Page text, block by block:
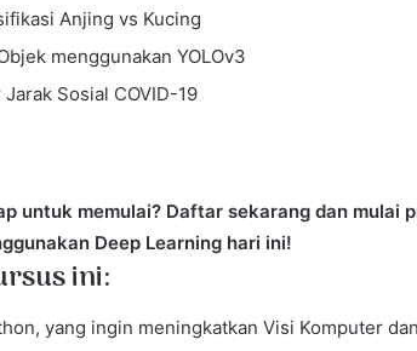
Anjing vs Kucing
menggunakan YOLOv3
Sosial COVID-19
untuk memulai? Daftar sekarang dan mulai
Deep Learning hari ini!
ini:
yang ingin meningkatkan Visi Komputer